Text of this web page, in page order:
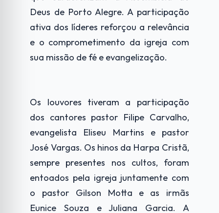
Deus de Porto Alegre. A participação
ativa dos líderes reforçou a relevância
e o comprometimento da igreja com
sua missão de fé e evangelização.
Os louvores tiveram a participação
dos cantores pastor Filipe Carvalho,
evangelista Eliseu Martins e pastor
José Vargas. Os hinos da Harpa Cristã,
sempre presentes nos cultos, foram
entoados pela igreja juntamente com
o pastor Gilson Motta e as irmãs
Eunice Souza e Juliana Garcia. A